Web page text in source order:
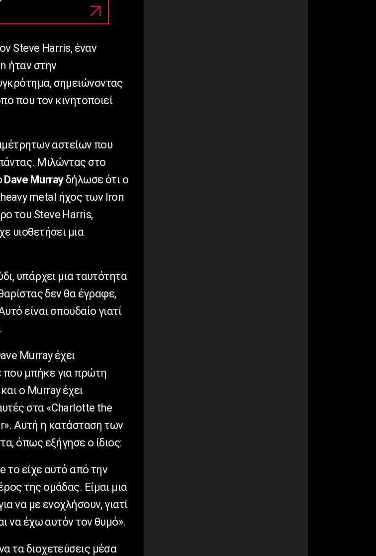
Steve Harris, έναν
ήταν στην
σημειώνοντας
που τον κινητοποιεί
αστείων που
Μιλώντας στο
Dave Murrayδήλωσε ότι ο
metal ήχος των Iron
του Steve Harris,
υιοθετήσει μια
υπάρχει μια ταυτότητα
δεν θα έγραφε,
είναι σπουδαίο γιατί
Murray έχει
που μπήκε για πρώτη
ο Murray έχει
στα «Charlotte the
Αυτή η κατάσταση των
όπως εξήγησε ο ίδιος:
το είχε αυτό από την
της ομάδας. Είμαι μια
να με ενοχλήσουν, γιατί
να έχω αυτόν τον θυμό».
τα διοχετεύσεις μέσα